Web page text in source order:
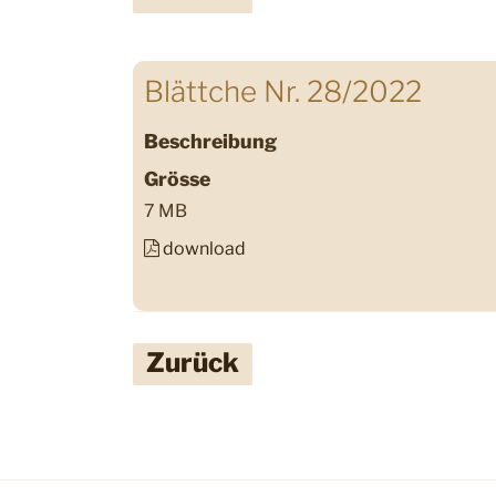
Blättche Nr. 28/2022
Beschreibung
Grösse
7 MB
download
Zurück